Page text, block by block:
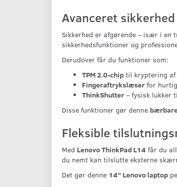
Avanceret
Sikkerhed er afgørende – især i en
sikkerhedsfunktioner og
Derudover får du funktioner som:
TPM 2.0-chip til kryptering af
Fingeraftrykslæser for
ThinkShutter – fysisk lukker
Disse funktioner gør denne
Fleksible
Med Lenovo ThinkPad L14 får du
du nemt kan tilslutte eksterne
Det gør denne 14" Lenovo laptop